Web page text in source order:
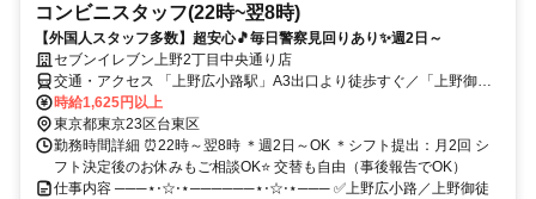
コンビニスタッフ(22時~翌8時)
【外国人スタッフ多数】超安心🎵毎日警察見回りあり✨週2日～
セブンイレブン上野2丁目中央通り店
交通・アクセス 「上野広小路駅」A3出口より徒歩すぐ／「上野御徒
町駅」より徒歩1分／「御徒町駅」より徒歩3分
時給1,625円以上
東京都東京23区台東区
勤務時間詳細 ⏰22時～翌8時 ＊週2日～OK ＊シフト提出：月2回 シ
フト決定後のお休みもご相談OK⭐ 交替も自由（事後報告でOK）
仕事内容 ───⋆⋅☆⋅⋆──────⋆⋅☆⋅⋆─── ✅上野広小路／上野御徒